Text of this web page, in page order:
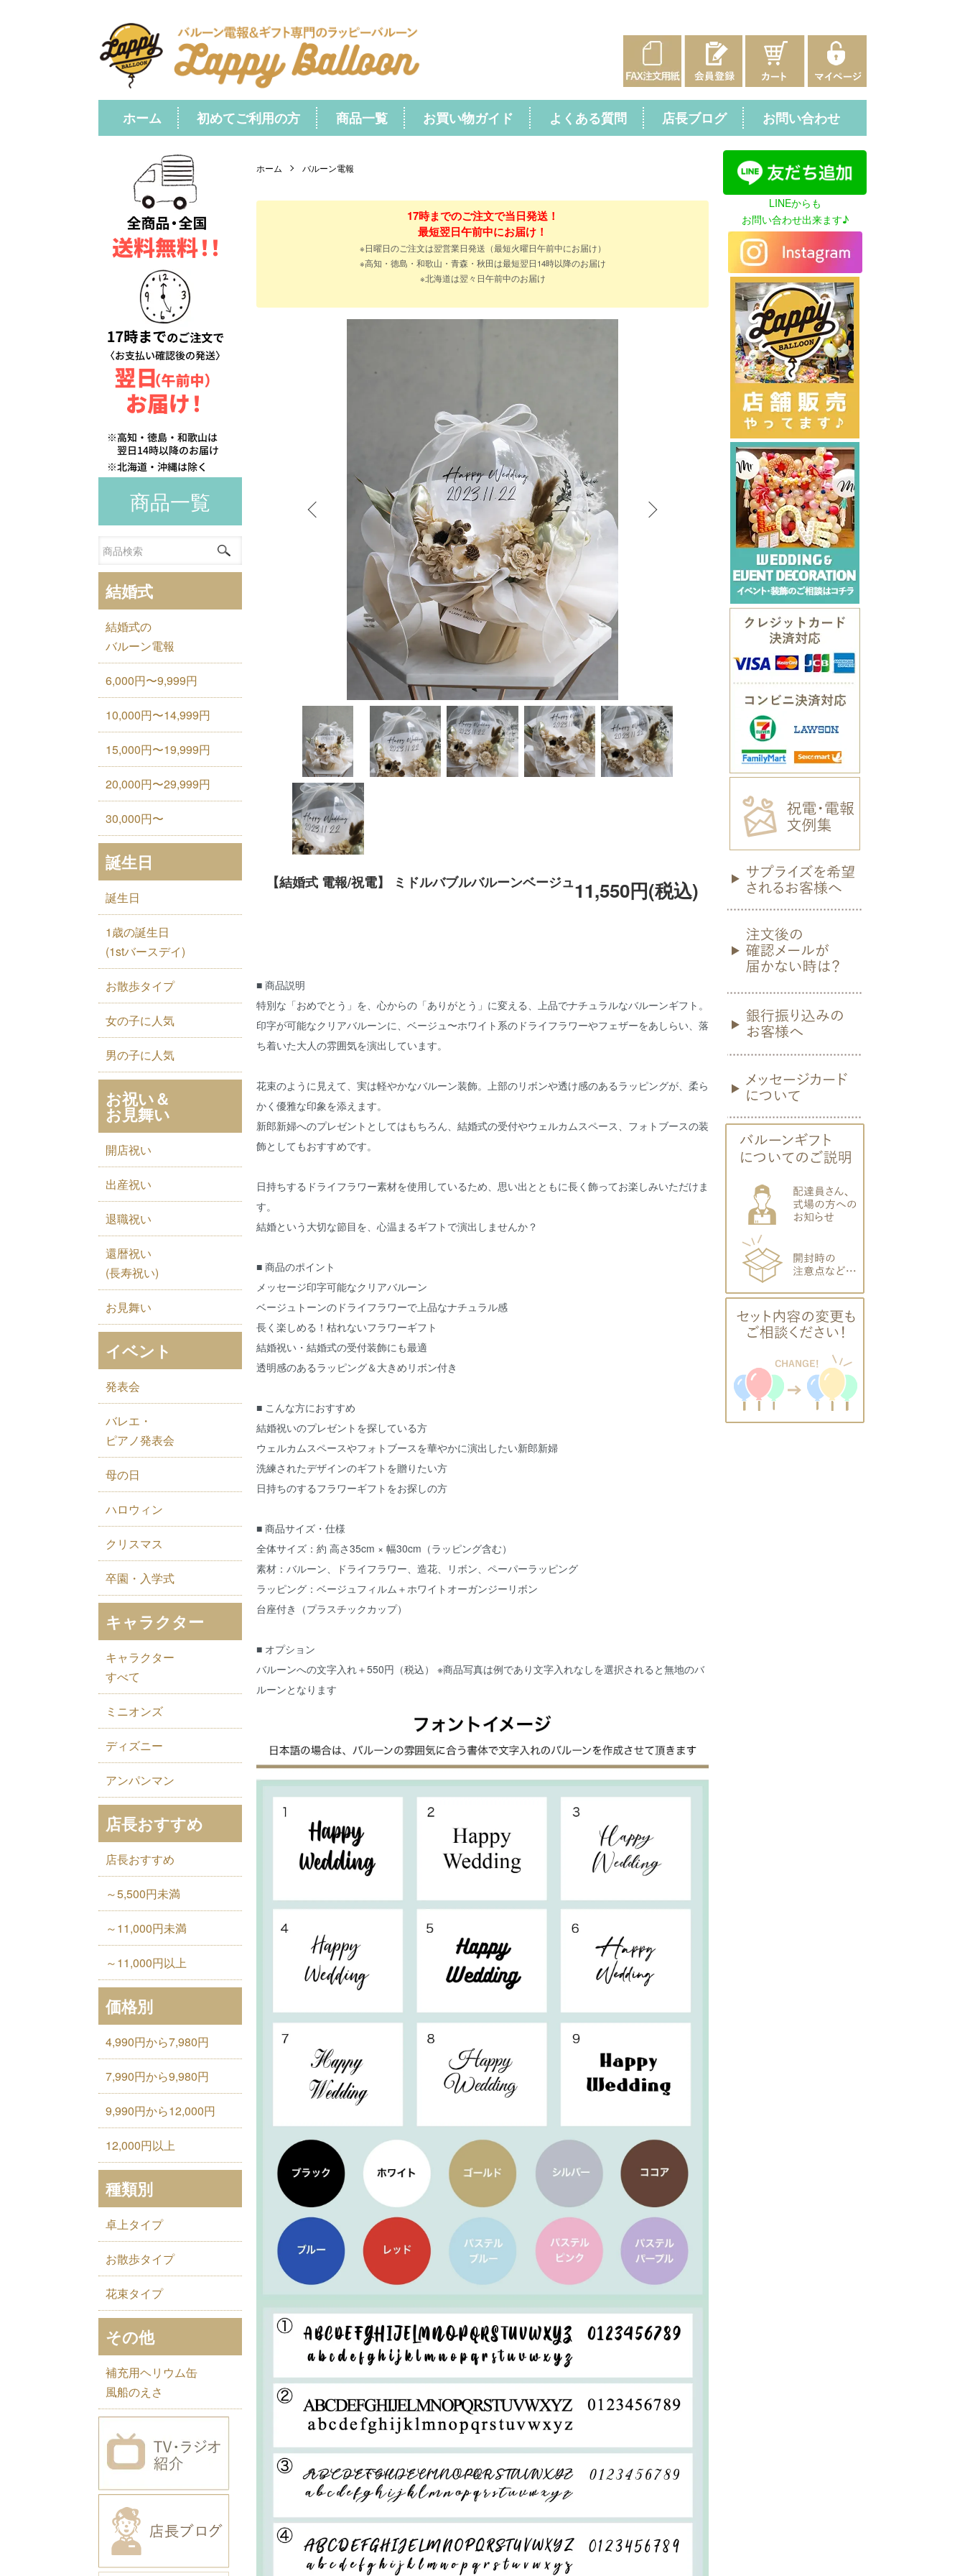
ホーム 初めてご利用の方 商品一覧 お買い物ガイド よくある質問 店長ブログ お問い合わせ
商品一覧
結婚式
結婚式の
バルーン電報
6,000円〜9,999円
10,000円〜14,999円
15,000円〜19,999円
20,000円〜29,999円
30,000円〜
誕生日
誕生日
1歳の誕生日
(1stバースデイ)
お散歩タイプ
女の子に人気
男の子に人気
お祝い＆
お見舞い
開店祝い
出産祝い
退職祝い
還暦祝い
(長寿祝い)
お見舞い
イベント
発表会
バレエ・
ピアノ発表会
母の日
ハロウィン
クリスマス
卒園・入学式
キャラクター
キャラクター
すべて
ミニオンズ
ディズニー
アンパンマン
店長おすすめ
店長おすすめ
～5,500円未満
～11,000円未満
～11,000円以上
価格別
4,990円から7,980円
7,990円から9,980円
9,990円から12,000円
12,000円以上
種類別
卓上タイプ
お散歩タイプ
花束タイプ
その他
補充用ヘリウム缶
風船のえさ
ホーム バルーン電報
17時までのご注文で当日発送！
最短翌日午前中にお届け！
※日曜日のご注文は翌営業日発送（最短火曜日午前中にお届け）
※高知・徳島・和歌山・青森・秋田は最短翌日14時以降のお届け
※北海道は翌々日午前中のお届け
【結婚式 電報/祝電】 ミドルバブルバルーンベージュ11,550円(税込)
■ 商品説明
特別な「おめでとう」を、心からの「ありがとう」に変える、上品でナチュラルなバルーンギフト。
印字が可能なクリアバルーンに、ベージュ〜ホワイト系のドライフラワーやフェザーをあしらい、落
ち着いた大人の雰囲気を演出しています。
花束のように見えて、実は軽やかなバルーン装飾。上部のリボンや透け感のあるラッピングが、柔ら
かく優雅な印象を添えます。
新郎新婦へのプレゼントとしてはもちろん、結婚式の受付やウェルカムスペース、フォトブースの装
飾としてもおすすめです。
日持ちするドライフラワー素材を使用しているため、思い出とともに長く飾ってお楽しみいただけま
す。
結婚という大切な節目を、心温まるギフトで演出しませんか？
■ 商品のポイント
メッセージ印字可能なクリアバルーン
ベージュトーンのドライフラワーで上品なナチュラル感
長く楽しめる！枯れないフラワーギフト
結婚祝い・結婚式の受付装飾にも最適
透明感のあるラッピング＆大きめリボン付き
■ こんな方におすすめ
結婚祝いのプレゼントを探している方
ウェルカムスペースやフォトブースを華やかに演出したい新郎新婦
洗練されたデザインのギフトを贈りたい方
日持ちのするフラワーギフトをお探しの方
■ 商品サイズ・仕様
全体サイズ：約 高さ35cm × 幅30cm（ラッピング含む）
素材：バルーン、ドライフラワー、造花、リボン、ペーパーラッピング
ラッピング：ベージュフィルム＋ホワイトオーガンジーリボン
台座付き（プラスチックカップ）
■ オプション
バルーンへの文字入れ＋550円（税込） ※商品写真は例であり文字入れなしを選択されると無地のバ
ルーンとなります
LINEからも
お問い合わせ出来ます♪